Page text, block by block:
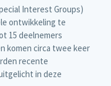
Interest Groups)
ontwikkeling te
15 deelnemers
komen circa twee keer
recente
in deze